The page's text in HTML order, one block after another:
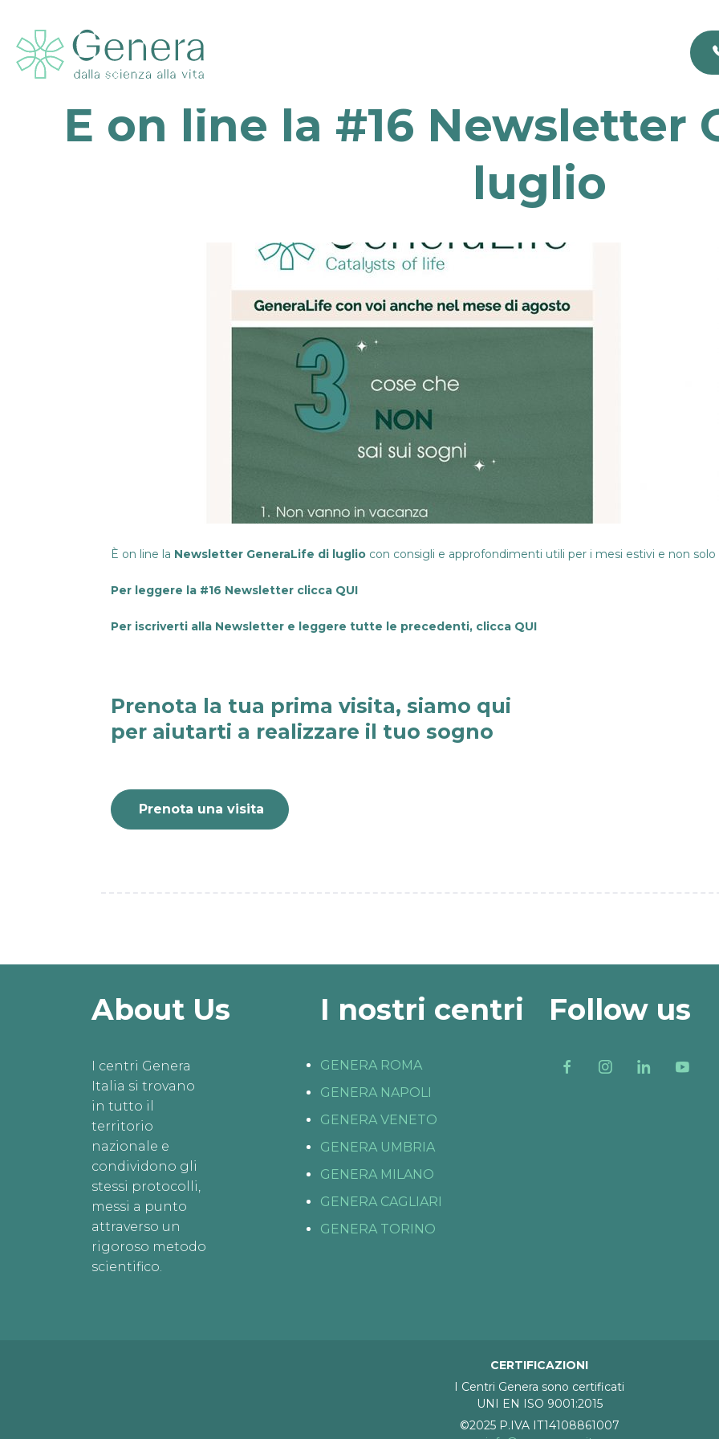
È on line la #16 Newsletter
luglio
È on line la Newsletter GeneraLife di luglio con consigli e approfondimenti utili per i mesi estivi e non solo
Per leggere la #16 Newsletter clicca QUI
Per iscriverti alla Newsletter e leggere tutte le precedenti, clicca QUI
Prenota la tua prima visita, siamo qui
per aiutarti a realizzare il tuo sogno
Prenota una visita
About Us
I centri Genera
Italia si trovano
in tutto il
territorio
nazionale e
condividono gli
stessi protocolli,
messi a punto
attraverso un
rigoroso metodo
scientifico.
I nostri centri
GENERA ROMA
GENERA NAPOLI
GENERA VENETO
GENERA UMBRIA
GENERA MILANO
GENERA CAGLIARI
GENERA TORINO
Follow us
CERTIFICAZIONI
I Centri Genera sono certificati
UNI EN ISO 9001:2015
©2025 P.IVA IT14108861007